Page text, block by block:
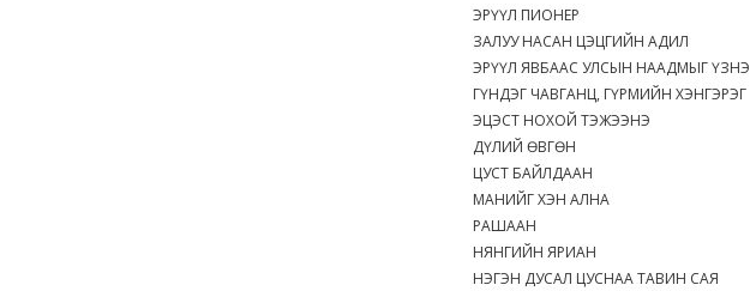
ЭРҮҮЛ ПИОНЕР
ЗАЛУУ НАСАН ЦЭЦГИЙН АДИЛ
ЭРҮҮЛ ЯВБААС УЛСЫН НААДМЫГ ҮЗНЭ
ГҮНДЭГ ЧАВГАНЦ, ГҮРМИЙН ХЭНГЭРЭГ
ЭЦЭСТ НОХОЙ ТЭЖЭЭНЭ
ДҮЛИЙ ӨВГӨН
ЦУСТ БАЙЛДААН
МАНИЙГ ХЭН АЛНА
РАШААН
НЯНГИЙН ЯРИАН
НЭГЭН ДУСАЛ ЦУСНАА ТАВИН САЯ